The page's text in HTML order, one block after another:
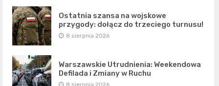
Ostatnia szansa na wojskowe
przygody: dołącz do trzeciego turnusu!
8 sierpnia 2026
Warszawskie Utrudnienia: Weekendowa
Defilada i Zmiany w Ruchu
8 sierpnia 2026